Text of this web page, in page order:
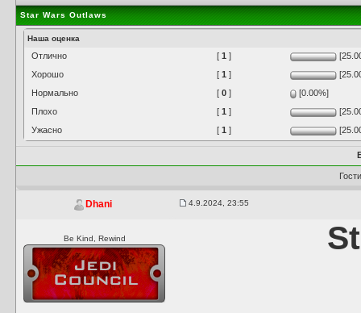
Star Wars Outlaws
Наша оценка
Отлично [1 ]
Хорошо
[1 ]
Нормально
[0 ]
[0.00%]
Плохо
[1 ]
Ужасно
[1 ]
Dhani 4.9.2024, 23:55
Be Kind, Rewind